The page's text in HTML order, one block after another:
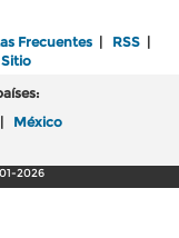
Frecuentes | RSS |
| México
2026